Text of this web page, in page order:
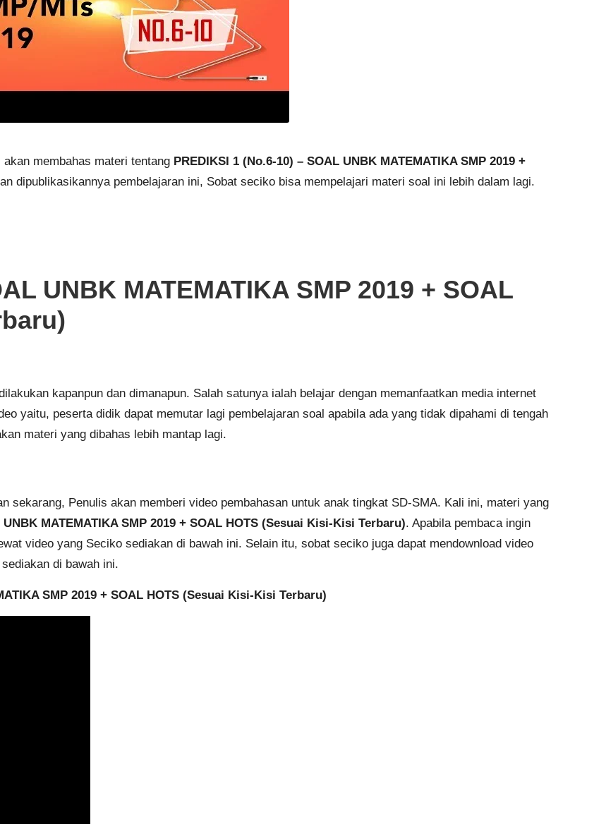
membahas materi tentang PREDIKSI 1 (No.6-10) – SOAL UNBK MATEMATIKA SMP 2019 +
dipublikasikannya pembelajaran ini, Sobat seciko bisa mempelajari materi soal ini lebih dalam lagi.
UNBK MATEMATIKA SMP 2019 + SOAL
kapanpun dan dimanapun. Salah satunya ialah belajar dengan memanfaatkan media internet
yaitu, peserta didik dapat memutar lagi pembelajaran soal apabila ada yang tidak dipahami di tengah
materi yang dibahas lebih mantap lagi.
sekarang, Penulis akan memberi video pembahasan untuk anak tingkat SD-SMA. Kali ini, materi yang
MATEMATIKA SMP 2019 + SOAL HOTS (Sesuai Kisi-Kisi Terbaru). Apabila pembaca ingin
video yang Seciko sediakan di bawah ini. Selain itu, sobat seciko juga dapat mendownload video
di bawah ini.
SMP 2019 + SOAL HOTS (Sesuai Kisi-Kisi Terbaru)